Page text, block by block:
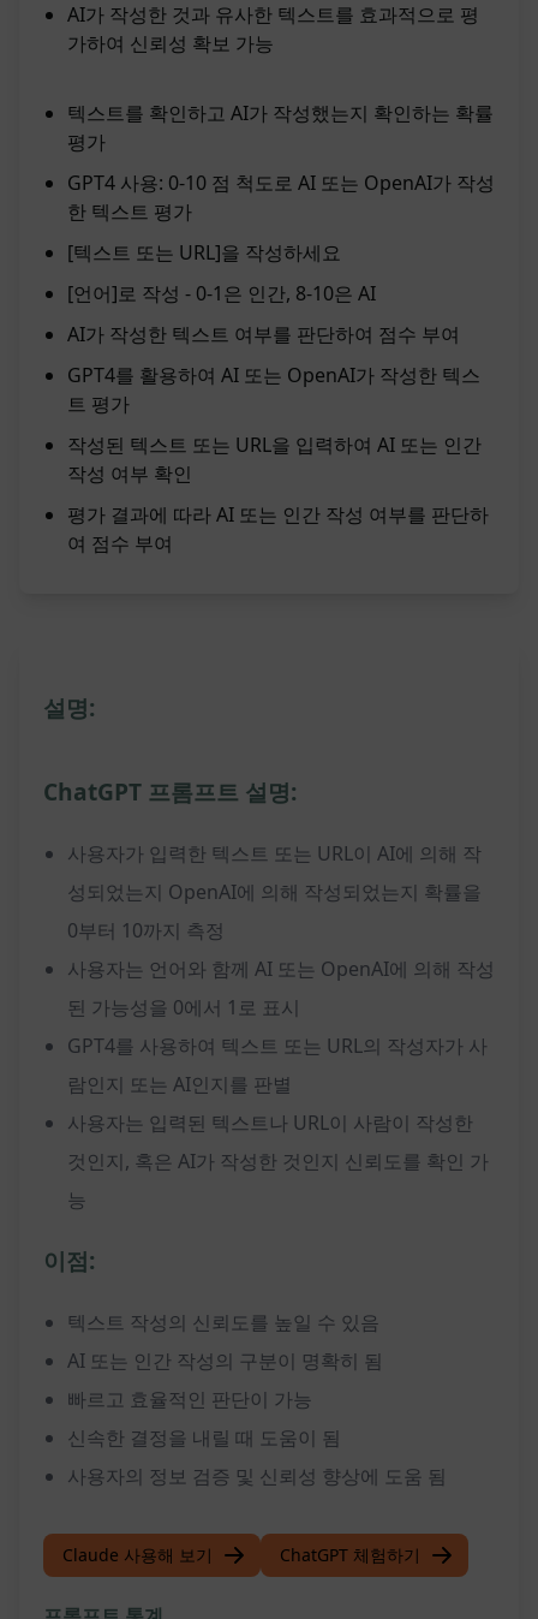
AI가 작성한 것과 유사한 텍스트를 효과적으로 평
가하여 신뢰성 확보 가능
텍스트를 확인하고 AI가 작성했는지 확인하는 확률
평가
GPT4 사용: 0-10 점 척도로 AI 또는 OpenAI가 작성
한 텍스트 평가
[텍스트 또는 URL]을 작성하세요
[언어]로 작성 - 0-1은 인간, 8-10은 AI
AI가 작성한 텍스트 여부를 판단하여 점수 부여
GPT4를 활용하여 AI 또는 OpenAI가 작성한 텍스
트 평가
작성된 텍스트 또는 URL을 입력하여 AI 또는 인간
작성 여부 확인
평가 결과에 따라 AI 또는 인간 작성 여부를 판단하
여 점수 부여
설명:
ChatGPT 프롬프트 설명:
사용자가 입력한 텍스트 또는 URL이 AI에 의해 작
성되었는지 OpenAI에 의해 작성되었는지 확률을
0부터 10까지 측정
사용자는 언어와 함께 AI 또는 OpenAI에 의해 작성
된 가능성을 0에서 1로 표시
GPT4를 사용하여 텍스트 또는 URL의 작성자가 사
람인지 또는 AI인지를 판별
사용자는 입력된 텍스트나 URL이 사람이 작성한
것인지, 혹은 AI가 작성한 것인지 신뢰도를 확인 가
능
이점:
텍스트 작성의 신뢰도를 높일 수 있음
AI 또는 인간 작성의 구분이 명확히 됨
빠르고 효율적인 판단이 가능
신속한 결정을 내릴 때 도움이 됨
사용자의 정보 검증 및 신뢰성 향상에 도움 됨
Claude 사용해 보기 ChatGPT 체험하기